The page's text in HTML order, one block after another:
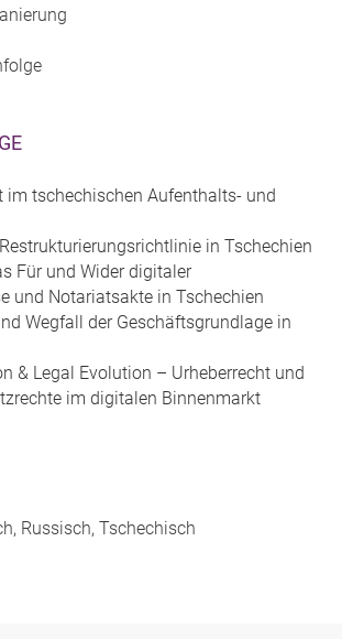
im tschechischen Aufenthalts- und
in Tschechien
Für und Wider digitaler
und Notariatsakte in Tschechien
Wegfall der Geschäftsgrundlage in
& Legal Evolution – Urheberrecht und
im digitalen Binnenmarkt
Russisch, Tschechisch